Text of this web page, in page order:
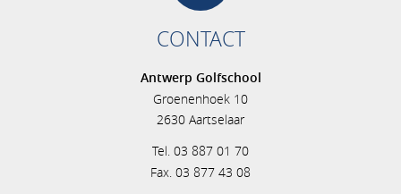
CONTACT
Antwerp Golfschool
Groenenhoek 10
2630 Aartselaar
Tel. 03 887 01 70
Fax. 03 877 43 08